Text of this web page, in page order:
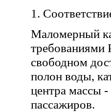
1.
Маломерный
требованиями
свободном
полон воды,
центра массы
пассажиров.